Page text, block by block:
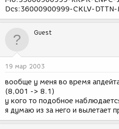
Dcs:36000900999-CKLV-DTTN-
Guest
19 мар 2003
вообще у меня во время
(8,001 -> 8.1)
у кого то подобное
я думаю из за него и вылетает